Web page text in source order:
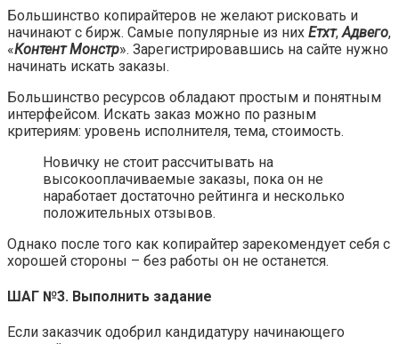
Большинство копирайтеров не желают рисковать и
начинают с бирж. Самые популярные из них Етхт, Адвего,
«Контент Монстр». Зарегистрировавшись на сайте нужно
начинать искать заказы.
Большинство ресурсов обладают простым и понятным
интерфейсом. Искать заказ можно по разным
критериям: уровень исполнителя, тема, стоимость.
Новичку не стоит рассчитывать на
высокооплачиваемые заказы, пока он не
наработает достаточно рейтинга и несколько
положительных отзывов.
Однако после того как копирайтер зарекомендует себя с
хорошей стороны – без работы он не останется.
ШАГ №3. Выполнить задание
Если заказчик одобрил кандидатуру начинающего